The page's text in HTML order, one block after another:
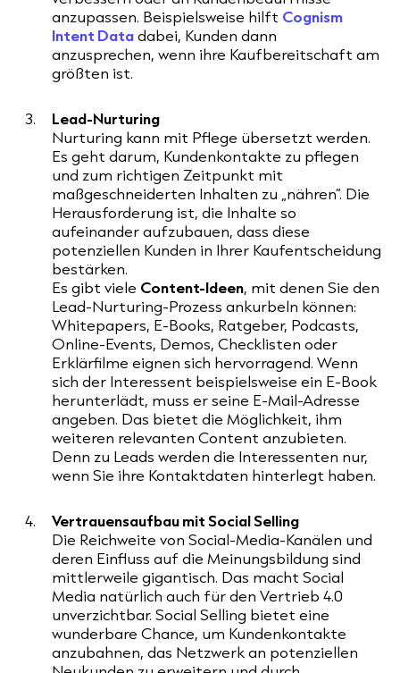
anzupassen. Beispielsweise hilft Cognism
Intent Datadabei, Kunden dann
anzusprechen, wenn ihre Kaufbereitschaft am
größten ist.
Lead-Nurturing
Nurturing kann mit Pflege übersetzt werden.
Es geht darum, Kundenkontakte zu pflegen
und zum richtigen Zeitpunkt mit
maßgeschneiderten Inhalten zu „nähren“. Die
Herausforderung ist, die Inhalte so
aufeinander aufzubauen, dass diese
potenziellen Kunden in Ihrer Kaufentscheidung
bestärken.
Es gibt viele Content-Ideen, mit denen Sie den
Lead-Nurturing-Prozess ankurbeln können:
Whitepapers, E-Books, Ratgeber, Podcasts,
Online-Events, Demos, Checklisten oder
Erklärfilme eignen sich hervorragend. Wenn
sich der Interessent beispielsweise ein E-Book
herunterlädt, muss er seine E-Mail-Adresse
angeben. Das bietet die Möglichkeit, ihm
weiteren relevanten Content anzubieten.
Denn zu Leads werden die Interessenten nur,
wenn Sie ihre Kontaktdaten hinterlegt haben.
Vertrauensaufbau mit Social Selling
Die Reichweite von Social-Media-Kanälen und
deren Einfluss auf die Meinungsbildung sind
mittlerweile gigantisch. Das macht Social
Media natürlich auch für den Vertrieb 4.0
unverzichtbar. Social Selling bietet eine
wunderbare Chance, um Kundenkontakte
anzubahnen, das Netzwerk an potenziellen